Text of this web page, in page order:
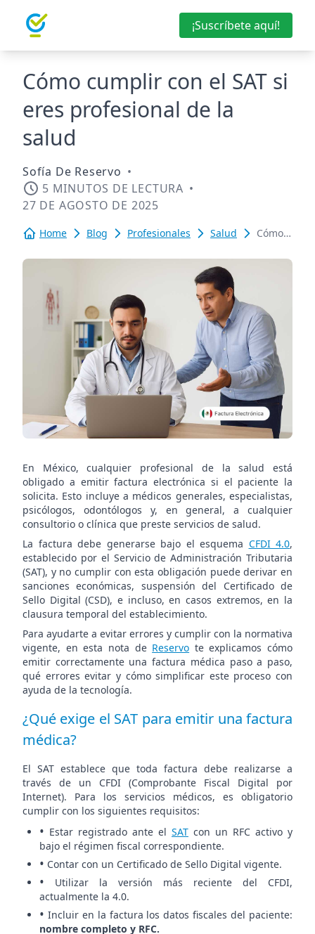
¡Suscríbete aquí!
Cómo cumplir con el SAT si
eres profesional de la
salud
Sofía De Reservo •
5 MINUTOS DE LECTURA •
27 DE AGOSTO DE 2025
Home Blog Profesionales Salud
Cómo
con el
profesional
de la
salud
En México, cualquier profesional de la salud está
obligado a emitir factura electrónica si el paciente la
solicita. Esto incluye a médicos generales, especialistas,
psicólogos, odontólogos y, en general, a cualquier
consultorio o clínica que preste servicios de salud.
La factura debe generarse bajo el esquema CFDI 4.0,
establecido por el Servicio de Administración Tributaria
(SAT), y no cumplir con esta obligación puede derivar en
sanciones económicas, suspensión del Certificado de
Sello Digital (CSD), e incluso, en casos extremos, en la
clausura temporal del establecimiento.
Para ayudarte a evitar errores y cumplir con la normativa
vigente, en esta nota de Reservo te explicamos cómo
emitir correctamente una factura médica paso a paso,
qué errores evitar y cómo simplificar este proceso con
ayuda de la tecnología.
¿Qué exige el SAT para emitir una factura
médica?
El SAT establece que toda factura debe realizarse a
través de un CFDI (Comprobante Fiscal Digital por
Internet). Para los servicios médicos, es obligatorio
cumplir con los siguientes requisitos:
• Estar registrado ante el SAT con un RFC activo y
bajo el régimen fiscal correspondiente.
• Contar con un Certificado de Sello Digital vigente.
• Utilizar la versión más reciente del CFDI,
actualmente la 4.0.
• Incluir en la factura los datos fiscales del paciente:
nombre completo y RFC.